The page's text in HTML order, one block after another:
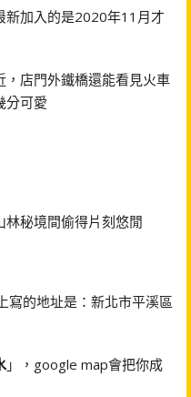
新加入的是2020年11月才
，店門外鐵橋還能看見火車
分可愛
秘境間偷得片刻悠閒
寫的地址是：新北市平溪區
」，google map會把你成